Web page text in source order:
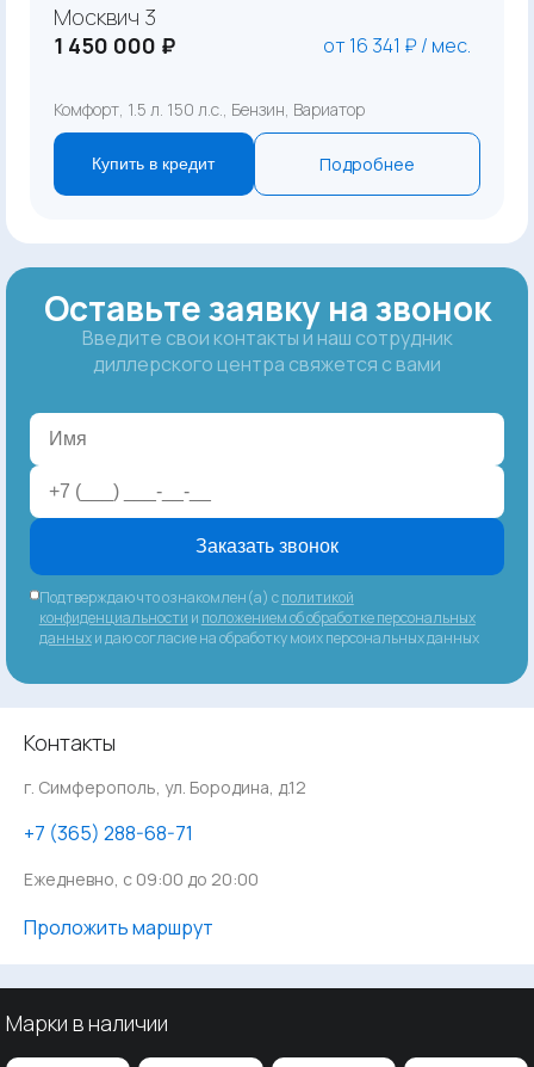
Москвич 3
1 450 000 ₽
от 16 341 ₽ / мес.
Комфорт, 1.5 л. 150 л.с., Бензин, Вариатор
Купить в кредит Подробнее
Оставьте заявку на звонок
Введите свои контакты и наш сотрудник
диллерского центра свяжется с вами
Заказать звонок
Подтверждаю что ознакомлен(а) сполитикой
конфиденциальности и положением об обработке персональных
данныхи даю согласие на обработку моих персональных данных
Контакты
г. Симферополь, ул. Бородина, д.12
‪+7 (365) 288-68-71
Ежедневно, с 09:00 до 20:00
Проложить маршрут
Марки в наличии